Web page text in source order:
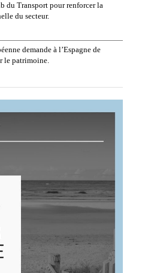
du Transport pour renforcer la
du secteur.
demande à l’Espagne de
le patrimoine.